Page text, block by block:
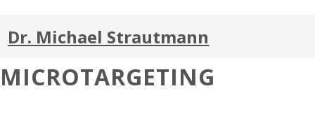
Dr. Michael Strautmann
MICROTARGETING